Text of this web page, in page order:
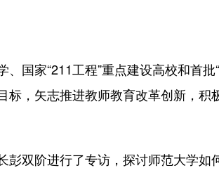
家“211工程”重点建设高校和首批
标，矢志推进教师教育改革创新，
双阶进行了专访，探讨师范大学如